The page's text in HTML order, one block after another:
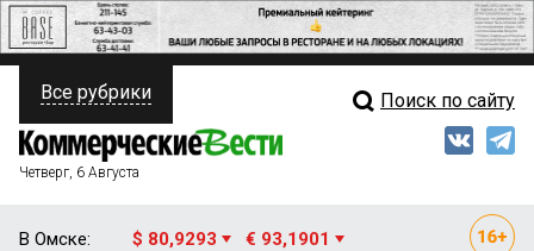
ПОЛИТИКА
ФИНАНСЫ
Свежий выпуск
Все рубрики Поиск по сайту
Четверг, 6 Августа
В Омске: $ 80,9293 € 93,1901